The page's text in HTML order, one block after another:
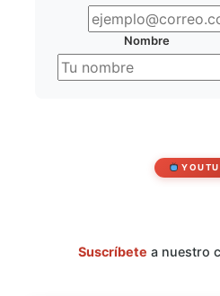
Nombre
Suscríbete a nuestro